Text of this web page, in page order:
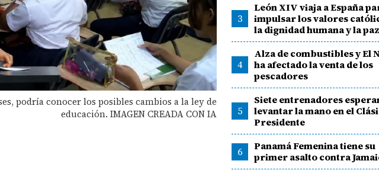
podría conocer los posibles cambios a la ley de
educación. IMAGEN CREADA CON IA
3
León XIV viaja a España
impulsar los valores
la dignidad humana y la paz
4
Alza de combustibles y El
ha afectado la venta de los
pescadores
5
Siete entrenadores
levantar la mano en el
Presidente
6
Panamá Femenina tiene su
primer asalto contra